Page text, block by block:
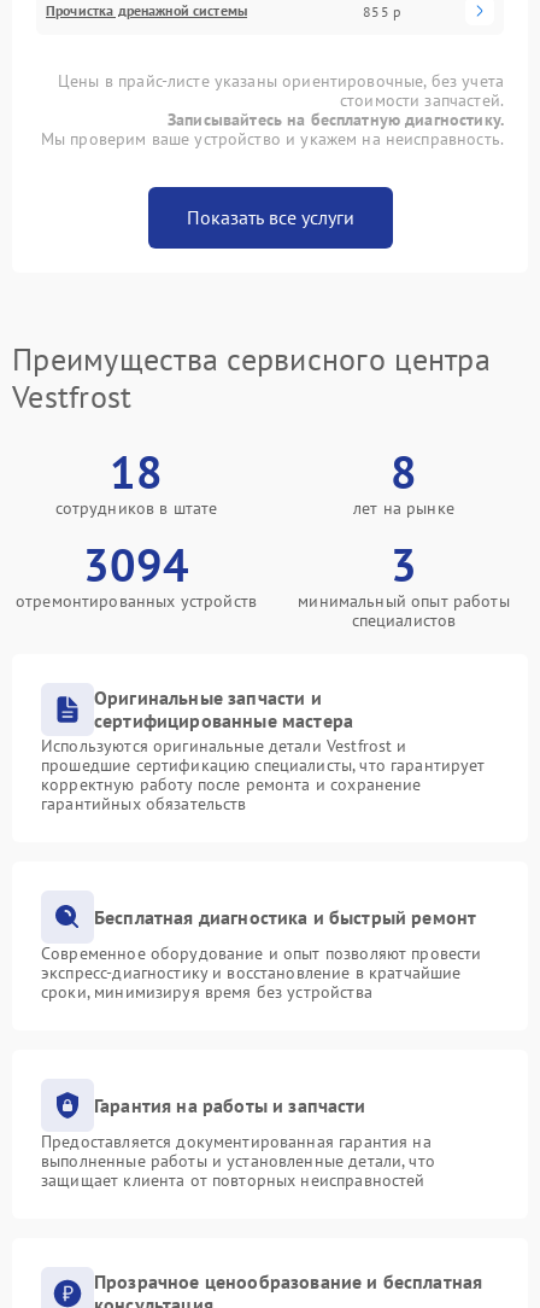
Прочистка дренажной системы 855 р
Цены в прайс-листе указаны ориентировочные, без учета
стоимости запчастей.
Записывайтесь на бесплатную диагностику.
Мы проверим ваше устройство и укажем на неисправность.
Показать все услуги
Преимущества сервисного центра
Vestfrost
18
сотрудников в штате
8
лет на рынке
3094
отремонтированных устройств
3
минимальный опыт работы
специалистов
Оригинальные запчасти и
сертифицированные мастера
Используются оригинальные детали Vestfrost и
прошедшие сертификацию специалисты, что гарантирует
корректную работу после ремонта и сохранение
гарантийных обязательств
Бесплатная диагностика и быстрый ремонт
Современное оборудование и опыт позволяют провести
экспресс-диагностику и восстановление в кратчайшие
сроки, минимизируя время без устройства
Гарантия на работы и запчасти
Предоставляется документированная гарантия на
выполненные работы и установленные детали, что
защищает клиента от повторных неисправностей
Прозрачное ценообразование и бесплатная